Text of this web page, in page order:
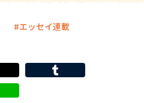
エッセイ連載